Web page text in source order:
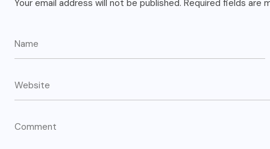
Your email address will not be published. Required fields are